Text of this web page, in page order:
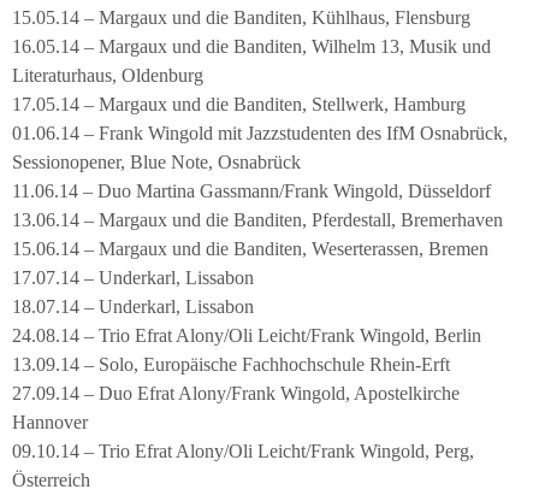
15.05.14 – Margaux und die Banditen, Kühlhaus, Flensburg
16.05.14 – Margaux und die Banditen, Wilhelm 13, Musik und
Literaturhaus, Oldenburg
17.05.14 – Margaux und die Banditen, Stellwerk, Hamburg
01.06.14 – Frank Wingold mit Jazzstudenten des IfM Osnabrück,
Sessionopener, Blue Note, Osnabrück
11.06.14 – Duo Martina Gassmann/Frank Wingold, Düsseldorf
13.06.14 – Margaux und die Banditen, Pferdestall, Bremerhaven
15.06.14 – Margaux und die Banditen, Weserterassen, Bremen
17.07.14 – Underkarl, Lissabon
18.07.14 – Underkarl, Lissabon
24.08.14 – Trio Efrat Alony/Oli Leicht/Frank Wingold, Berlin
13.09.14 – Solo, Europäische Fachhochschule Rhein-Erft
27.09.14 – Duo Efrat Alony/Frank Wingold, Apostelkirche
Hannover
09.10.14 – Trio Efrat Alony/Oli Leicht/Frank Wingold, Perg,
Österreich